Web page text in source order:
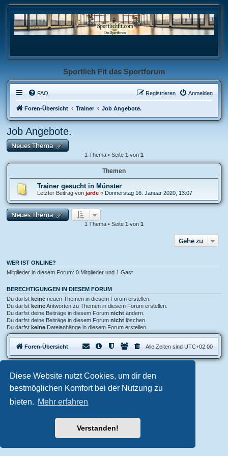
Diese Website nutzt Cookies, um dir den
bestmöglichen Komfort bei der Nutzung zu
bieten. Mehr erfahren
Verstanden!
Sportlich Fit das Sportforum
FAQ Anmelden
Registrieren
Foren-Übersicht Trainer Job Angebote.
Job Angebote.
Neues Thema
1 Thema • Seite 1 von 1
Themen
Trainer gesucht in Münster
Letzter Beitrag von jarde « Donnerstag 16. Januar 2020, 13:07
Neues Thema
1 Thema • Seite 1 von 1
Gehe zu
WER IST ONLINE?
Mitglieder in diesem Forum: 0 Mitglieder und 1 Gast
BERECHTIGUNGEN IN DIESEM FORUM
Du darfst keine neuen Themen in diesem Forum erstellen.
Du darfst keineAntworten zu Themen in diesem Forum erstellen.
Du darfst deine Beiträge in diesem Forum nicht ändern.
Du darfst deine Beiträge in diesem Forum nicht löschen.
Du darfst keine Dateianhänge in diesem Forum erstellen.
Foren-Übersicht Alle Zeiten sind UTC+02:00
Aerostyle developed for phpBB
Deutsche Übersetzung durchphpBB.de
Datenschutz